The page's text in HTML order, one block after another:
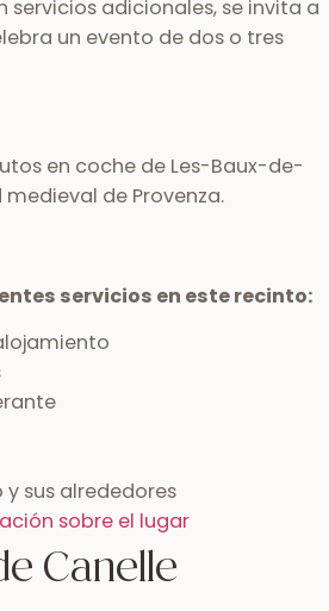
adicionales, se invita a
un evento de dos o tres
en coche de Les-Baux-de-
de Provenza.
servicios en este recinto:
sus alrededores
sobre el lugar
Canelle